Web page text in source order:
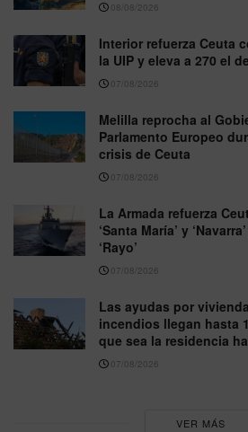
08/08/2026
Interior refuerza Ceuta
la UIP y eleva a 270 el
07/08/2026
Melilla reprocha al
Parlamento Europeo
crisis de Ceuta
07/08/2026
La Armada refuerza
‘Santa María’ y
‘Rayo’
07/08/2026
Las ayudas por
incendios llegan hasta
que sea la residencia
07/08/2026
VER MÁS